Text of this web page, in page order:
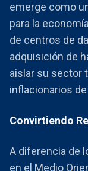
emerge como
para la
de centros de
adquisición de
aislar su sector
inflacionarios
Convirtiendo
A diferencia de
en el Medio